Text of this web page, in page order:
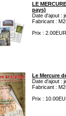
LE
pays)
Date d'ajout :
Fabricant :
Prix : 2.00EUR
Le Mercure
Date d'ajout :
Fabricant :
Prix :